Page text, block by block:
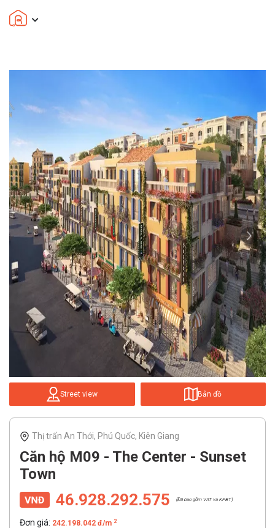
Street view Bản đồ
Thị trấn An Thới, Phú Quốc, Kiên Giang
Căn hộ M09 - The Center - Sunset
Town
46.928.292.575 (Đã bao gồm VAT và KPBT)
Đơn giá: 242.198.042 đ/m 2